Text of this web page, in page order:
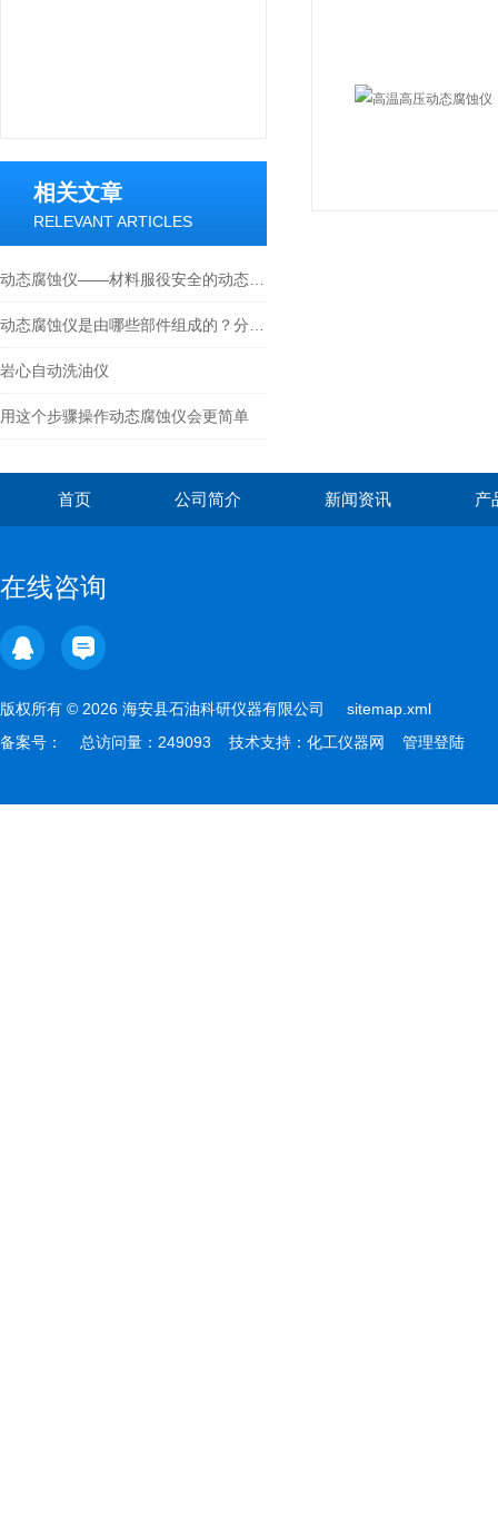
相关文章
RELEVANT ARTICLES
岩心自动洗油仪
用这个步骤操作动态腐蚀仪会更简单
首页 公司简介 新闻资讯 产
在线咨询
版权所有 © 2026 海安县石油科研仪器有限公司 sitemap.xml
备案号：
总访问量：249093 技术支持： 化工仪器网 管理登陆